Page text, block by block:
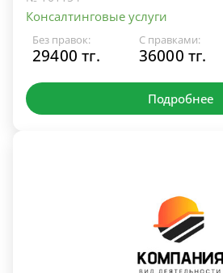
Консалтинговые услуги
Без правок:
29400 тг.
С правками:
36000 тг.
Подробнее